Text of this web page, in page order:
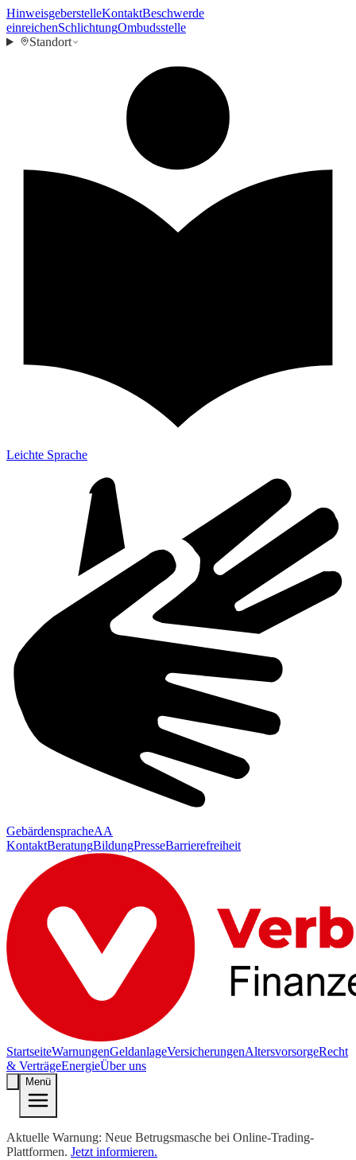
HinweisgeberstelleKontaktBeschwerde
einreichenSchlichtungOmbudsstelle
Standort
Leichte Sprache
GebärdenspracheAA
KontaktBeratungBildungPresseBarrierefreiheit
StartseiteWarnungenGeldanlageVersicherungenAltersvorsorgeRecht
& VerträgeEnergieÜber uns
Menü
Aktuelle Warnung: Neue Betrugsmasche bei Online-Trading-
Plattformen. Jetzt informieren.